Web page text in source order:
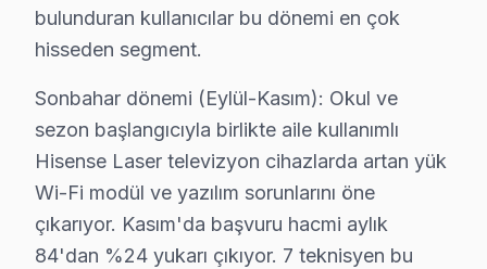
Dumlupınar'da Hisense TV Servisi
Dumlupınar Mahallesi'nde Hisense televizyon
Emirli'de Hisense TV Servisi
Emirli Mahallesi'nde Hisense televizyon'lerde en sık
Ertuğrul Gazi'de Hisense TV Servisi
Ertuğrul Gazi Mahallesi, Hisense televizyon
bulunduran kullanıcılar bu dönemi en çok
hisseden segment.
Sonbahar dönemi (Eylül-Kasım): Okul ve
sezon başlangıcıyla birlikte aile kullanımlı
Hisense Laser televizyon cihazlarda artan yük
Wi-Fi modül ve yazılım sorunlarını öne
çıkarıyor. Kasım'da başvuru hacmi aylık
84'dan %24 yukarı çıkıyor. 7 teknisyen bu